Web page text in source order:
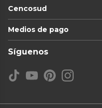
Cencosud
Medios de pago
Síguenos